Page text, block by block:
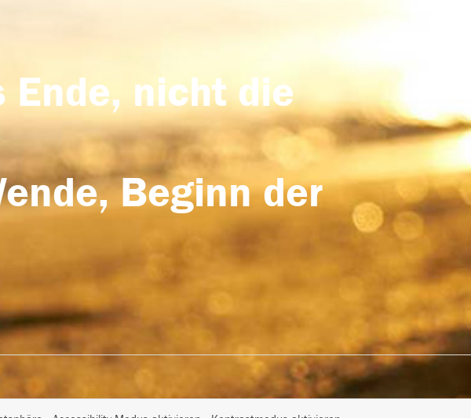
Ende, nicht die
Beginn der